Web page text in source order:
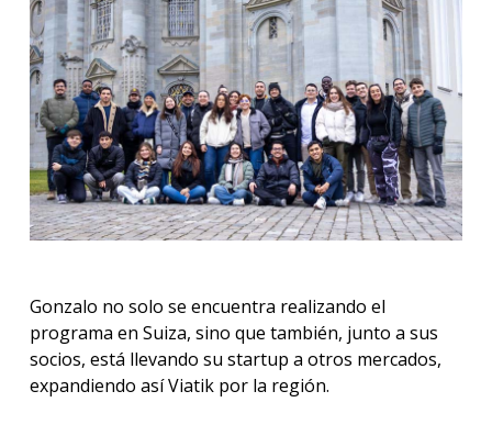
Gonzalo no solo se encuentra realizando el
programa en Suiza, sino que también, junto a sus
socios, está llevando su startup a otros mercados,
expandiendo así Viatik por la región.